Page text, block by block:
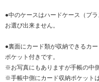
●中のケースはハードケース（プ
お選び出来ません。
●裏面にカード類が収納できるカ
ポケット付きです。
※お写真にもありますが手帳の中
※手帳中側にカード収納ポケット